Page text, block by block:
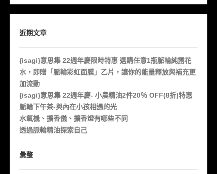
近期文章
{isagi}意思集 22週年慶限時特惠 選購任意1瓶脈輪純露花
水，即贈「脈輪彩虹面膜」乙片，讓你的能量釋放與補充更
加流動
{isagi}意思集 22週年慶- 小農精油2件20％ OFF(8折)特惠
脈輪下午茶-與內在小孩相遇的光
水氧機、擴香儀、擴香燈有哪些不同
透過脈輪精油探索自己
彙整